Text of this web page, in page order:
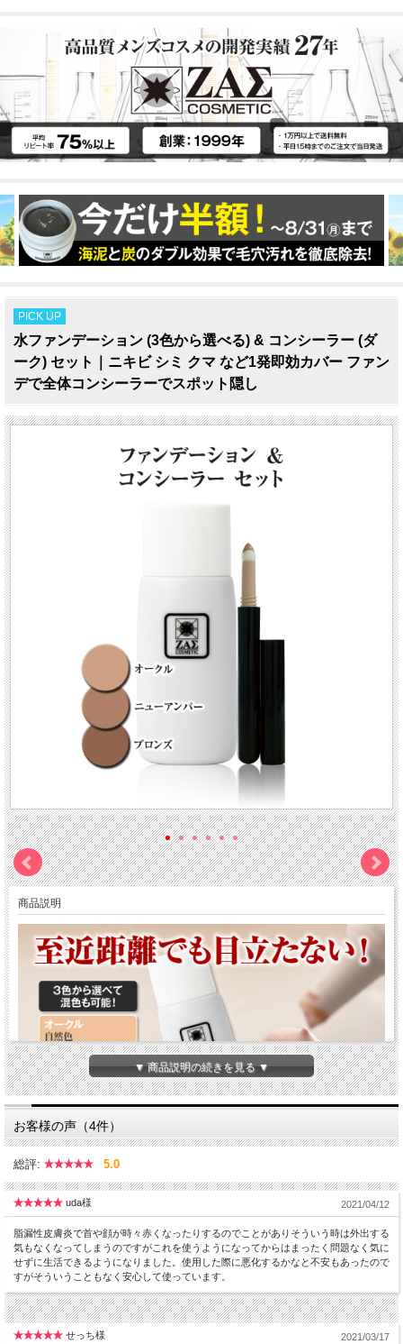
PICK UP
水ファンデーション (3色から選べる) & コンシーラー (ダ
ーク) セット｜ニキビ シミ クマ など1発即効カバー ファン
デで全体コンシーラーでスポット隠し
商品説明
▼ 商品説明の続きを見る ▼
お客様の声（4件）
総評: 5.0
uda様 2021/04/12
脂漏性皮膚炎で首や顔が時々赤くなったりするのでことがありそういう時は外出する
気もなくなってしまうのですがこれを使うようになってからはまったく問題なく気に
せずに生活できるようになりました。使用した際に悪化するかなと不安もあったので
すがそういうこともなく安心して使っています。
せっち様 2021/03/17